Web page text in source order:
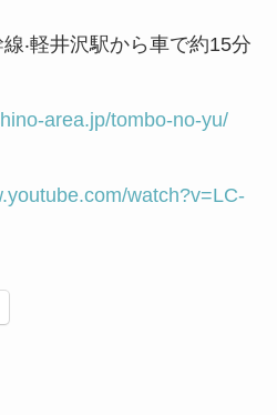
‧軽井沢駅から車で約15分
area.jp/tombo-no-yu/
watch?v=LC-